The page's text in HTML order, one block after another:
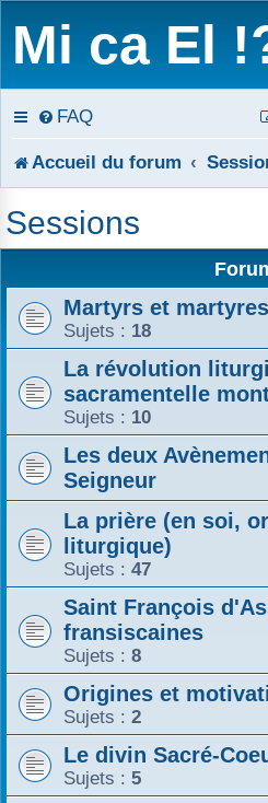
Mi ca El
FAQ
Accueil du forum
Sessions
Martyrs et martyres
Sujets : 18
La révolution
sacramentelle
Sujets : 10
Les deux
Seigneur
La prière (en soi,
liturgique)
Sujets : 47
Saint François
fransiscaines
Sujets : 8
Origines et
Sujets : 2
Le divin Sacré-
Sujets : 5